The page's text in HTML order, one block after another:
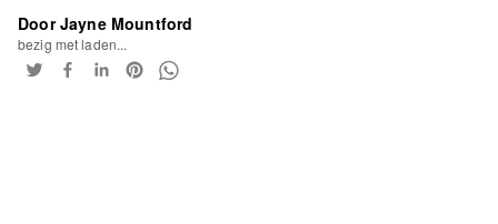
Door Jayne Mountford
bezig met laden...